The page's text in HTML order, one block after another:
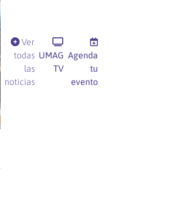
Ver
todas
las
noticias
UMAG
TV
Agenda
tu
evento